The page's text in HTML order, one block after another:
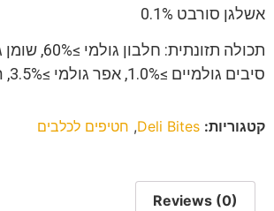
אשלגן סורבט 0.1%
סיבים גולמיים ≥1.0%, אפר גולמי ≥3.5%, רטיבות ≥18%
קטגוריות: Deli Bites
, חטיפים לכלבים
Reviews (0)